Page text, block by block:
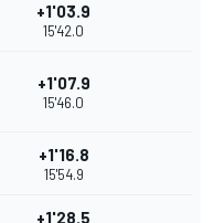
+1'03.9
15'42.0
+1'07.9
15'46.0
+1'16.8
15'54.9
+1'28.5